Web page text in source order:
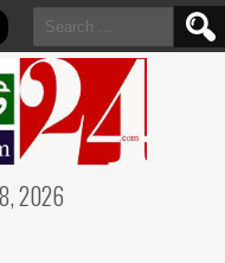
Search
for:
2026